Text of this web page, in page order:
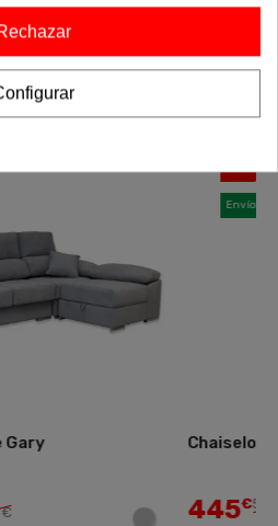
y funcionalidad, y dale un
que tu casa refleje tu estilo
Chaiselongue
445 556,25 €
-20%